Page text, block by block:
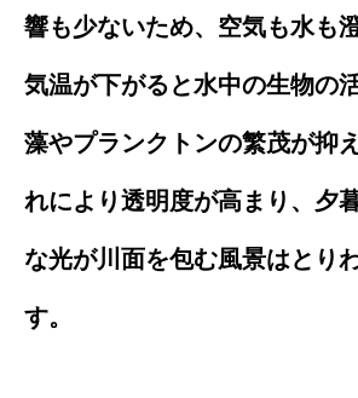
響も少ないため、空気も水も
気温が下がると水中の生物の
藻やプランクトンの繁茂が抑
れにより透明度が高まり、夕
な光が川面を包む風景はとり
す。